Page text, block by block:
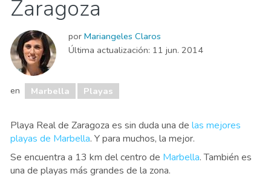
Zaragoza
por Mariangeles Claros
Última actualización: 11 jun. 2014
en Marbella Playas
Playa Real de Zaragoza es sin duda una de las mejores
playas de Marbella. Y para muchos, la mejor.
Se encuentra a 13 km del centro de Marbella. También es
una de playas más grandes de la zona.